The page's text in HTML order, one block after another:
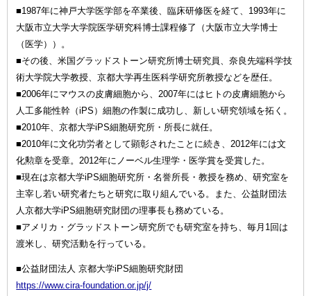
■1987年に神戸大学医学部を卒業後、臨床研修医を経て、1993年に
大阪市立大学大学院医学研究科博士課程修了（大阪市立大学博士
（医学））。
■その後、米国グラッドストーン研究所博士研究員、奈良先端科学技
術大学院大学教授、京都大学再生医科学研究所教授などを歴任。
■2006年にマウスの皮膚細胞から、2007年にはヒトの皮膚細胞から
人工多能性幹（iPS）細胞の作製に成功し、新しい研究領域を拓く。
■2010年、京都大学iPS細胞研究所・所長に就任。
■2010年に文化功労者として顕彰されたことに続き、2012年には文
化勲章を受章。2012年にノーベル生理学・医学賞を受賞した。
■現在は京都大学iPS細胞研究所・名誉所長・教授を務め、研究室を
主宰し若い研究者たちと研究に取り組んでいる。また、公益財団法
人京都大学iPS細胞研究財団の理事長も務めている。
■アメリカ・グラッドストーン研究所でも研究室を持ち、毎月1回は
渡米し、研究活動を行っている。
■公益財団法人 京都大学iPS細胞研究財団
https://www.cira-foundation.or.jp/j/